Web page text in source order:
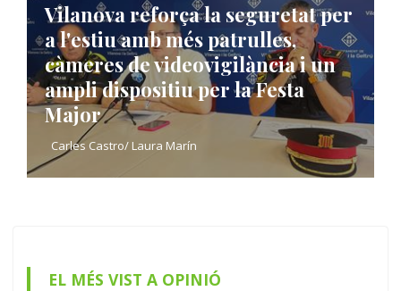
Vilanova reforça la seguretat per
a l'estiu amb més patrulles,
càmeres de videovigilància i un
ampli dispositiu per la Festa
Major
Carles Castro/ Laura Marín
EL MÉS VIST A OPINIÓ